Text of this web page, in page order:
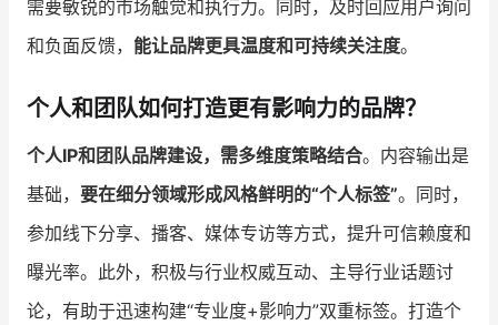
需要敏锐的市场触觉和执行力。同时，及时回应用户询问
和负面反馈， 能让品牌更具温度和可持续关注度。
个人和团队如何打造更有影响力的品牌？
个人IP和团队品牌建设，需多维度策略结合。内容输出是
基础， 要在细分领域形成风格鲜明的“个人标签”。同时，
参加线下分享、播客、媒体专访等方式，提升可信赖度和
曝光率。此外，积极与行业权威互动、主导行业话题讨
论，有助于迅速构建“专业度+影响力”双重标签。打造个